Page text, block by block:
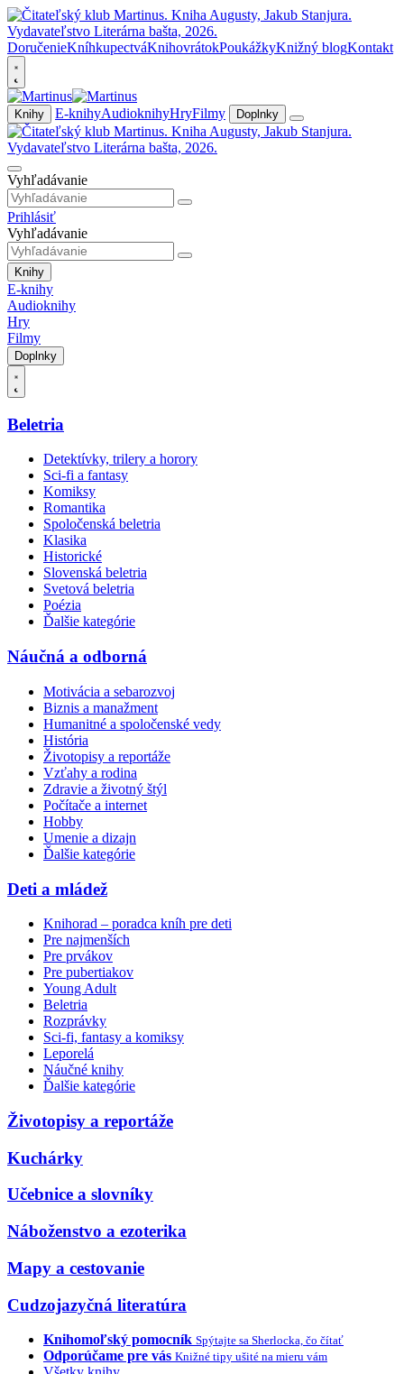
DoručenieKníhkupectváKnihovrátokPoukážkyKnižný blogKontakt
Knihy E-knihyAudioknihyHryFilmy Doplnky
Vyhľadávanie
Prihlásiť
Vyhľadávanie
Knihy
E-knihy
Audioknihy
Hry
Filmy
Doplnky
Beletria
Detektívky, trilery a horory
Sci-fi a fantasy
Komiksy
Romantika
Spoločenská beletria
Klasika
Historické
Slovenská beletria
Svetová beletria
Poézia
Ďalšie kategórie
Náučná a odborná
Motivácia a sebarozvoj
Biznis a manažment
Humanitné a spoločenské vedy
História
Životopisy a reportáže
Vzťahy a rodina
Zdravie a životný štýl
Počítače a internet
Hobby
Umenie a dizajn
Ďalšie kategórie
Deti a mládež
Knihorad – poradca kníh pre deti
Pre najmenších
Pre prvákov
Pre pubertiakov
Young Adult
Beletria
Rozprávky
Sci-fi, fantasy a komiksy
Leporelá
Náučné knihy
Ďalšie kategórie
Životopisy a reportáže
Kuchárky
Učebnice a slovníky
Náboženstvo a ezoterika
Mapy a cestovanie
Cudzojazyčná literatúra
Knihomoľský pomocník Spýtajte sa Sherlocka, čo čítať
Odporúčame pre vás Knižné tipy ušité na mieru vám